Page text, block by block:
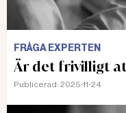
FRÅGA EXPERTEN
Är det frivilligt
Publicerad: 2025-11-24